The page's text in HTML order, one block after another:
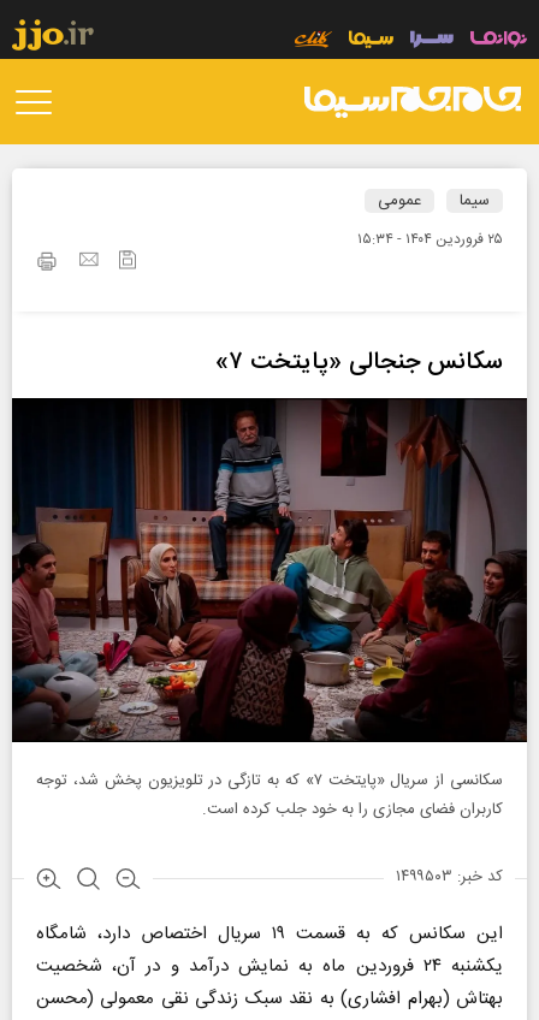
سیما عمومی
۲۵ فروردين ۱۴۰۴ - ۱۵:۳۴
سکانس جنجالی «پایتخت ۷»
سکانسی از سریال «پایتخت ۷» که به تازگی در تلویزیون پخش شد، توجه
کاربران فضای مجازی را به خود جلب کرده است.
کد خبر: ۱۴۹۹۵۰۳
این سکانس که به قسمت ۱۹ سریال اختصاص دارد، شامگاه
یکشنبه ۲۴ فروردین ماه به نمایش درآمد و در آن، شخصیت
بهتاش (بهرام افشاری) به نقد سبک زندگی نقی معمولی (محسن